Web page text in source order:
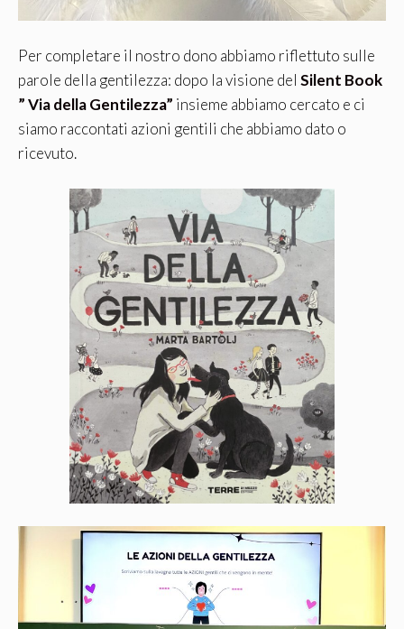
Per completare il nostro dono abbiamo riflettuto sulle
parole della gentilezza: dopo la visione del Silent Book
” Via della Gentilezza” insieme abbiamo cercato e ci
siamo raccontati azioni gentili che abbiamo dato o
ricevuto.